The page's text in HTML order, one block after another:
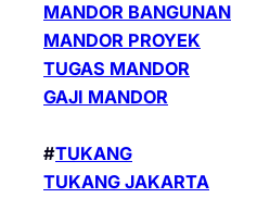
MANDOR BANGUNAN
MANDOR PROYEK
TUGAS MANDOR
GAJI MANDOR
#TUKANG
TUKANG JAKARTA